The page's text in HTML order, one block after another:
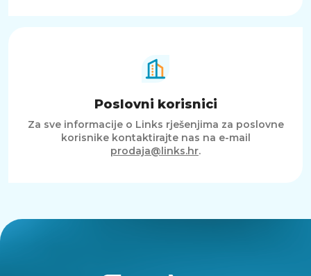
Poslovni korisnici
Za sve informacije o Links rješenjima za poslovne
korisnike kontaktirajte nas na e-mail
prodaja@links.hr.